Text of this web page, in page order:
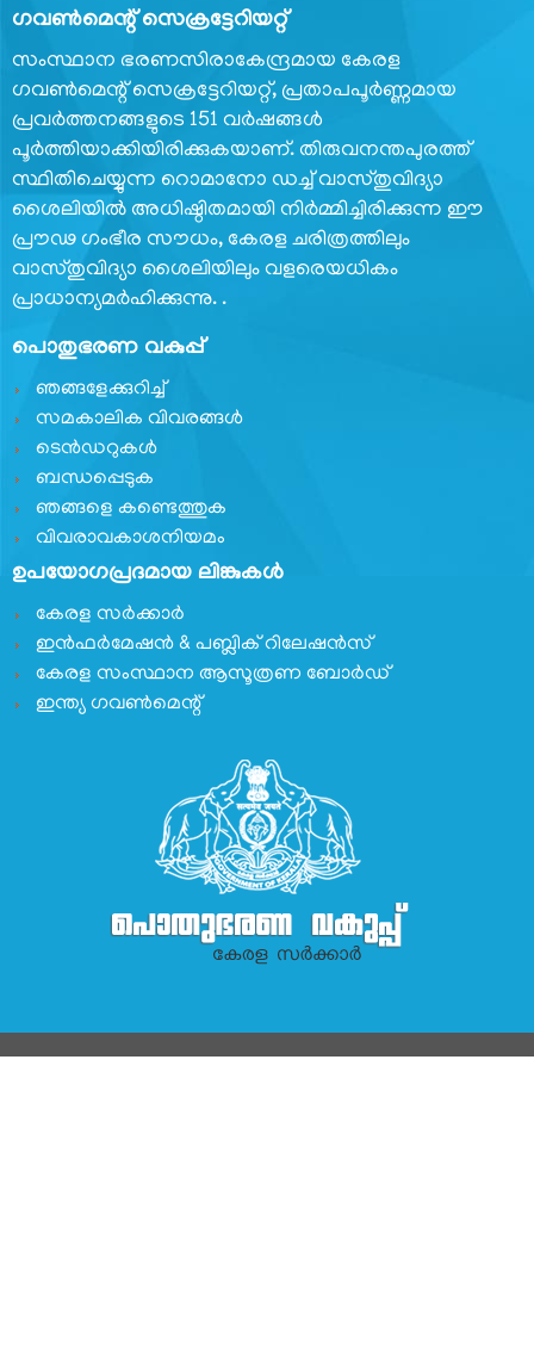
ഗവണ്‍മെന്റ് സെക്രട്ടേറിയറ്റ്
സംസ്ഥാന ഭരണസിരാകേന്ദ്രമായ കേരള
ഗവണ്‍മെന്റ് സെക്രട്ടേറിയറ്റ്, പ്രതാപപൂര്‍ണ്ണമായ
പ്രവര്‍ത്തനങ്ങളുടെ 151 വര്‍ഷങ്ങള്‍
പൂര്‍ത്തിയാക്കിയിരിക്കുകയാണ്. തിരുവനന്തപുരത്ത്
സ്ഥിതിചെയ്യുന്ന റൊമാനോ ഡച്ച് വാസ്തുവിദ്യാ
ശൈലിയില്‍ അധിഷ്ഠിതമായി നിര്‍മ്മിച്ചിരിക്കുന്ന ഈ
പ്രൗഢ ഗംഭീര സൗധം, കേരള ചരിത്രത്തിലും
വാസ്തുവിദ്യാ ശൈലിയിലും വളരെയധികം
പ്രാധാന്യമര്‍ഹിക്കുന്നു. .
പൊതുഭരണ വകുപ്പ്
ഞങ്ങളേക്കുറിച്ച്
സമകാലിക വിവരങ്ങൾ
ടെൻഡറുകൾ
ബന്ധപ്പെടുക
ഞങ്ങളെ കണ്ടെത്തുക
വിവരാവകാശനിയമം
ഉപയോഗപ്രദമായ ലിങ്കുകൾ
കേരള സർക്കാർ
ഇൻഫർമേഷൻ & പബ്ലിക് റിലേഷൻസ്
കേരള സംസ്ഥാന ആസൂത്രണ ബോർഡ്
ഇന്ത്യ ഗവണ്‍മെന്റ്